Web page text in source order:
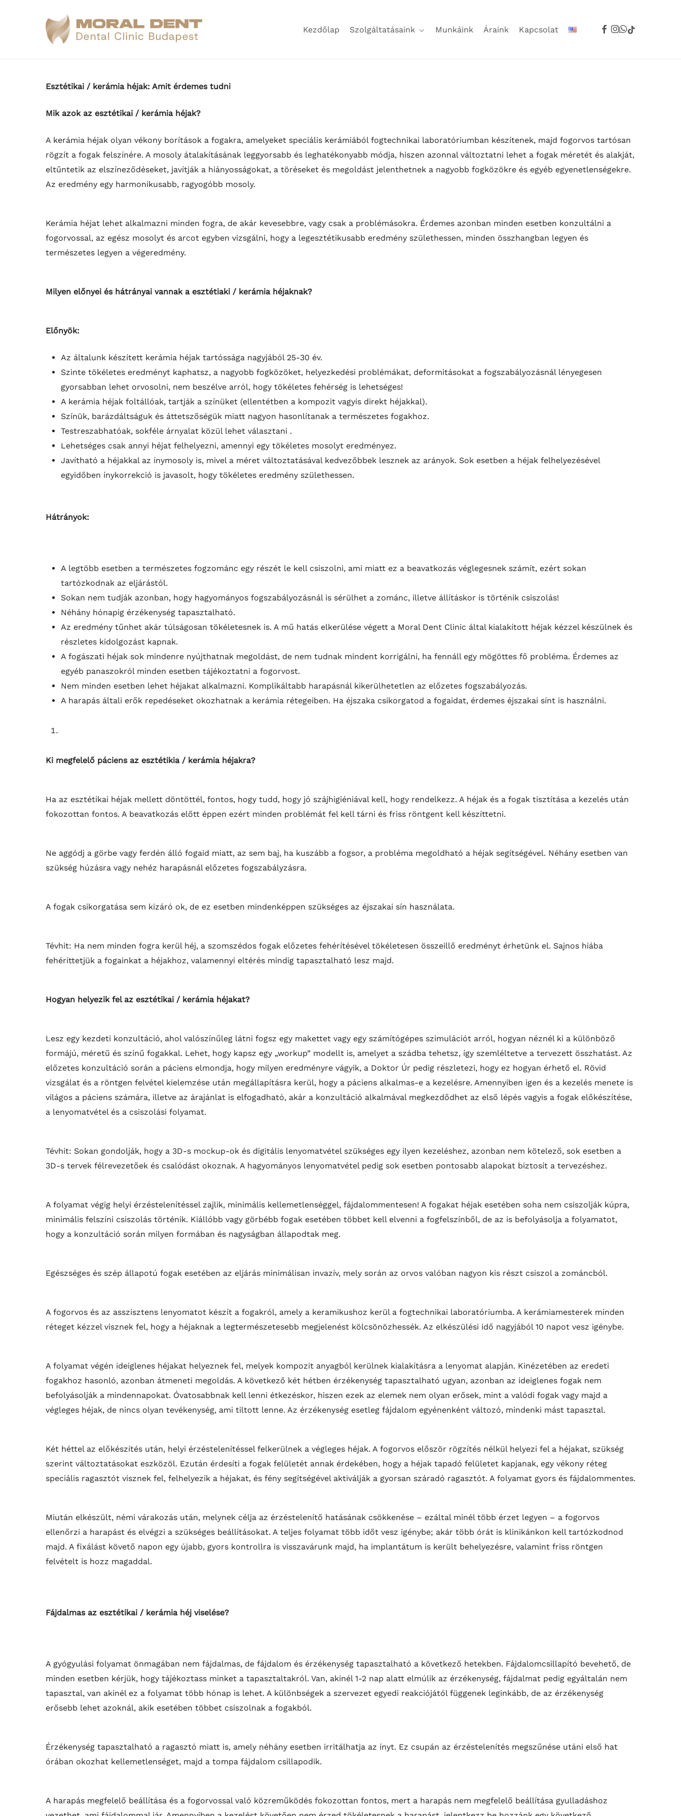
Kezdőlap Szolgáltatásaink Munkáink Áraink Kapcsolat facebook
instagram
whatsapp
tiktok
Esztétikai / kerámia héjak: Amit érdemes tudni
Mik azok az esztétikai / kerámia héjak?
A kerámia héjak olyan vékony borítások a fogakra, amelyeket speciális kerámiából fogtechnikai laboratóriumban készítenek, majd fogorvos tartósan
rögzít a fogak felszínére. A mosoly átalakításának leggyorsabb és leghatékonyabb módja, hiszen azonnal változtatni lehet a fogak méretét és alakját,
eltűntetik az elszíneződéseket, javítják a hiányosságokat, a töréseket és megoldást jelenthetnek a nagyobb fogközökre és egyéb egyenetlenségekre.
Az eredmény egy harmonikusabb, ragyogóbb mosoly.
Kerámia héjat lehet alkalmazni minden fogra, de akár kevesebbre, vagy csak a problémásokra. Érdemes azonban minden esetben konzultálni a
fogorvossal, az egész mosolyt és arcot egyben vizsgálni, hogy a legesztétikusabb eredmény születhessen, minden összhangban legyen és
természetes legyen a végeredmény.
Milyen előnyei és hátrányai vannak a esztétiaki / kerámia héjaknak?
Előnyök:
Az általunk készített kerámia héjak tartóssága nagyjából 25-30 év.
Szinte tökéletes eredményt kaphatsz, a nagyobb fogközöket, helyezkedési problémákat, deformitásokat a fogszabályozásnál lényegesen
gyorsabban lehet orvosolni, nem beszélve arról, hogy tökéletes fehérség is lehetséges!
A kerámia héjak foltállóak, tartják a színüket (ellentétben a kompozit vagyis direkt héjakkal).
Színük, barázdáltságuk és áttetszőségük miatt nagyon hasonlítanak a természetes fogakhoz.
Testreszabhatóak, sokféle árnyalat közül lehet választani .
Lehetséges csak annyi héjat felhelyezni, amennyi egy tökéletes mosolyt eredményez.
Javítható a héjakkal az ínymosoly is, mivel a méret változtatásával kedvezőbbek lesznek az arányok. Sok esetben a héjak felhelyezésével
egyidőben ínykorrekció is javasolt, hogy tökéletes eredmény születhessen.
Hátrányok:
A legtöbb esetben a természetes fogzománc egy részét le kell csiszolni, ami miatt ez a beavatkozás véglegesnek számít, ezért sokan
tartózkodnak az eljárástól.
Sokan nem tudják azonban, hogy hagyományos fogszabályozásnál is sérülhet a zománc, illetve állításkor is történik csiszolás!
Néhány hónapig érzékenység tapasztalható.
Az eredmény tűnhet akár túlságosan tökéletesnek is. A mű hatás elkerülése végett a Moral Dent Clinic által kialakított héjak kézzel készülnek és
részletes kidolgozást kapnak.
A fogászati héjak sok mindenre nyújthatnak megoldást, de nem tudnak mindent korrigálni, ha fennáll egy mögöttes fő probléma. Érdemes az
egyéb panaszokról minden esetben tájékoztatni a fogorvost.
Nem minden esetben lehet héjakat alkalmazni. Komplikáltabb harapásnál kikerülhetetlen az előzetes fogszabályozás.
A harapás általi erők repedéseket okozhatnak a kerámia rétegeiben. Ha éjszaka csikorgatod a fogaidat, érdemes éjszakai sínt is használni.
Ki megfelelő páciens az esztétikia / kerámia héjakra?
Ha az esztétikai héjak mellett döntöttél, fontos, hogy tudd, hogy jó szájhigiéniával kell, hogy rendelkezz. A héjak és a fogak tisztítása a kezelés után
fokozottan fontos. A beavatkozás előtt éppen ezért minden problémát fel kell tárni és friss röntgent kell készíttetni.
Ne aggódj a görbe vagy ferdén álló fogaid miatt, az sem baj, ha kuszább a fogsor, a probléma megoldható a héjak segítségével. Néhány esetben van
szükség húzásra vagy nehéz harapásnál előzetes fogszabályzásra.
A fogak csikorgatása sem kizáró ok, de ez esetben mindenképpen szükséges az éjszakai sín használata.
Tévhit: Ha nem minden fogra kerül héj, a szomszédos fogak előzetes fehérítésével tökéletesen összeillő eredményt érhetünk el. Sajnos hiába
fehéríttetjük a fogainkat a héjakhoz, valamennyi eltérés mindig tapasztalható lesz majd.
Hogyan helyezik fel az esztétikai / kerámia héjakat?
Lesz egy kezdeti konzultáció, ahol valószínűleg látni fogsz egy makettet vagy egy számítógépes szimulációt arról, hogyan néznél ki a különböző
formájú, méretű és színű fogakkal. Lehet, hogy kapsz egy „workup” modellt is, amelyet a szádba tehetsz, így szemléltetve a tervezett összhatást. Az
előzetes konzultáció során a páciens elmondja, hogy milyen eredményre vágyik, a Doktor Úr pedig részletezi, hogy ez hogyan érhető el. Rövid
vizsgálat és a röntgen felvételkielemzése után megállapításra kerül, hogy a páciens alkalmas-e a kezelésre. Amennyiben igen és a kezelés menete is
világos a páciens számára, illetve az árajánlat is elfogadható, akár a konzultáció alkalmával megkezdődhet az első lépés vagyis a fogak előkészítése,
a lenyomatvétel és a csiszolási folyamat.
Tévhit: Sokan gondolják, hogy a 3D-s mockup-ok és digitális lenyomatvétel szükséges egy ilyen kezeléshez, azonban nem kötelező, sok esetben a
3D-s tervek félrevezetőek és csalódást okoznak. A hagyományos lenyomatvétel pedig sok esetben pontosabb alapokat biztosít a tervezéshez.
A folyamat végig helyi érzéstelenítéssel zajlik, minimális kellemetlenséggel, fájdalommentesen! A fogakat héjak esetében soha nem csiszolják kúpra,
minimális felszíni csiszolás történik. Kiállóbb vagy görbébb fogak esetében többet kell elvenni a fogfelszínből, de az is befolyásolja a folyamatot,
hogy a konzultáció során milyen formában és nagyságban állapodtak meg.
Egészséges és szép állapotú fogak esetében az eljárás minimálisan invazív, mely során az orvos valóban nagyon kis részt csiszol a zománcból.
A fogorvos és az asszisztens lenyomatot készít a fogakról, amely a keramikushoz kerül a fogtechnikai laboratóriumba. A kerámiamesterek minden
réteget kézzel visznek fel, hogy a héjaknak a legtermészetesebb megjelenést kölcsönözhessék. Az elkészülési idő nagyjából 10 napot vesz igénybe.
A folyamat végén ideiglenes héjakat helyeznek fel, melyek kompozit anyagból kerülnek kialakításra a lenyomat alapján. Kinézetében az eredeti
fogakhoz hasonló, azonban átmeneti megoldás. A következő két hétben érzékenység tapasztalható ugyan, azonban az ideiglenes fogak nem
befolyásolják a mindennapokat. Óvatosabbnak kell lenni étkezéskor, hiszen ezek az elemek nem olyan erősek, mint a valódi fogak vagy majd a
végleges héjak, de nincs olyan tevékenység, ami tiltott lenne. Az érzékenység esetleg fájdalom egyénenként változó, mindenki mást tapasztal.
Két héttel az előkészítés után, helyi érzéstelenítéssel felkerülnek a végleges héjak. A fogorvos először rögzítés nélkül helyezi fel a héjakat, szükség
szerint változtatásokat eszközöl. Ezután érdesíti a fogak felületét annak érdekében, hogy a héjak tapadó felületet kapjanak, egy vékony réteg
speciális ragasztót visznek fel, felhelyezik a héjakat, és fény segítségével aktiválják a gyorsan száradó ragasztót. A folyamat gyors és fájdalommentes.
Miután elkészült, némi várakozás után, melynek célja az érzéstelenítő hatásának csökkenése – ezáltal minél több érzet legyen – a fogorvos
ellenőrzi a harapást és elvégzi a szükséges beállításokat. A teljes folyamat több időt vesz igénybe; akár több órát is klinikánkon kell tartózkodnod
majd. A fixálást követő napon egy újabb, gyors kontrollra is visszavárunk majd, ha implantátum is került behelyezésre, valamint friss röntgen
felvételt is hozz magaddal.
Fájdalmas az esztétikai / kerámia héj viselése?
A gyógyulási folyamat önmagában nem fájdalmas, de fájdalom és érzékenység tapasztalható a következő hetekben. Fájdalomcsillapító bevehető, de
minden esetben kérjük, hogy tájékoztass minket a tapasztaltakról. Van, akinél 1-2 nap alatt elmúlik az érzékenység, fájdalmat pedig egyáltalán nem
tapasztal, van akinél ez a folyamat több hónap is lehet. A különbségek a szervezet egyedi reakciójától függenek leginkább, de az érzékenység
erősebb lehet azoknál, akik esetében többet csiszolnak a fogakból.
Érzékenység tapasztalható a ragasztó miatt is, amely néhány esetben irritálhatja az ínyt. Ez csupán az érzéstelenítés megszűnése utáni első hat
órában okozhat kellemetlenséget, majd a tompa fájdalom csillapodik.
A harapás megfelelő beállítása és a fogorvossal való közreműködés fokozottan fontos, mert a harapás nem megfelelő beállítása gyulladáshoz